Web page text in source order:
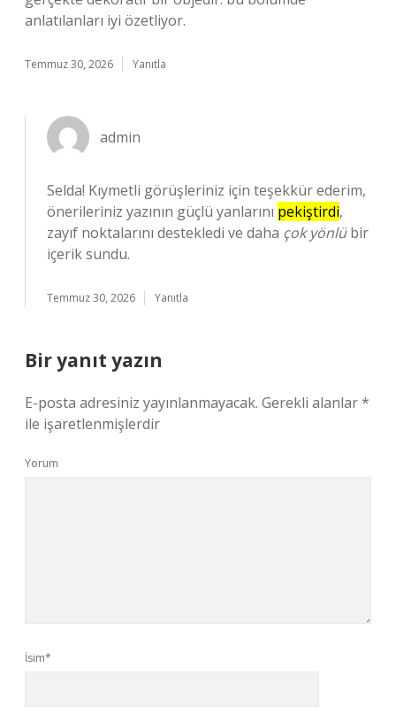
anlatılanları iyi özetliyor.
Temmuz 30, 2026 Yanıtla
admin
Selda! Kıymetli görüşleriniz için teşekkür ederim,
önerileriniz yazının güçlü yanlarını pekiştirdi,
zayıf noktalarını destekledi ve daha çok yönlübir
içerik sundu.
Temmuz 30, 2026 Yanıtla
Bir yanıt yazın
E-posta adresiniz yayınlanmayacak. Gerekli alanlar*
ile işaretlenmişlerdir
Yorum
İsim*